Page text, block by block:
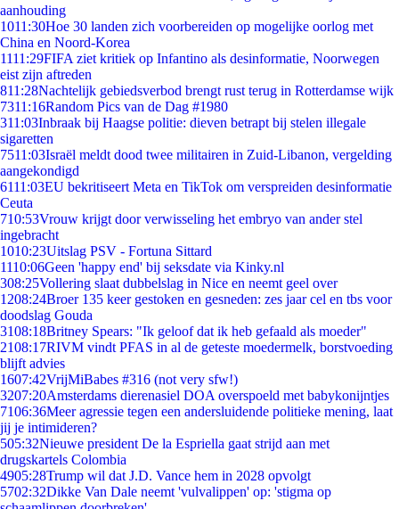
aanhouding
1011:30Hoe 30 landen zich voorbereiden op mogelijke oorlog met
China en Noord-Korea
1111:29FIFA ziet kritiek op Infantino als desinformatie, Noorwegen
eist zijn aftreden
811:28Nachtelijk gebiedsverbod brengt rust terug in Rotterdamse wijk
7311:16Random Pics van de Dag #1980
311:03Inbraak bij Haagse politie: dieven betrapt bij stelen illegale
sigaretten
7511:03Israël meldt dood twee militairen in Zuid-Libanon, vergelding
aangekondigd
6111:03EU bekritiseert Meta en TikTok om verspreiden desinformatie
Ceuta
710:53Vrouw krijgt door verwisseling het embryo van ander stel
ingebracht
1010:23Uitslag PSV - Fortuna Sittard
1110:06Geen 'happy end' bij seksdate via Kinky.nl
308:25Vollering slaat dubbelslag in Nice en neemt geel over
1208:24Broer 135 keer gestoken en gesneden: zes jaar cel en tbs voor
doodslag Gouda
3108:18Britney Spears: "Ik geloof dat ik heb gefaald als moeder"
2108:17RIVM vindt PFAS in al de geteste moedermelk, borstvoeding
blijft advies
1607:42VrijMiBabes #316 (not very sfw!)
3207:20Amsterdams dierenasiel DOA overspoeld met babykonijntjes
7106:36Meer agressie tegen een andersluidende politieke mening, laat
jij je intimideren?
505:32Nieuwe president De la Espriella gaat strijd aan met
drugskartels Colombia
4905:28Trump wil dat J.D. Vance hem in 2028 opvolgt
5702:32Dikke Van Dale neemt 'vulvalippen' op: 'stigma op